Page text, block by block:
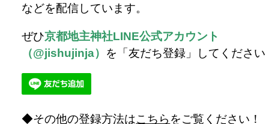
などを配信しています。
ぜひ京都地主神社LINE公式アカウント
（@jishujinja） を「友だち登録」してください
その他の登録方法はこちら をご覧ください！